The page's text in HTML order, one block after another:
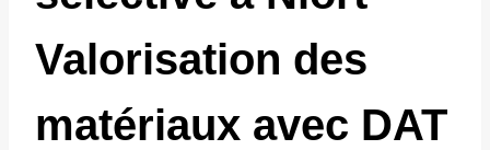
Valorisation des
matériaux avec DAT